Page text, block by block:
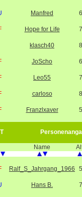
Manfred
Hope for Life
klasch40
JoScho
Leo55
carloso
Franzlxaver
Name
Ralf_S_Jahrgang_1966
Hans B.